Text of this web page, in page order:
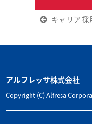
キャリア採
アルフレッサ株式会社
Copyright (C) Alfresa